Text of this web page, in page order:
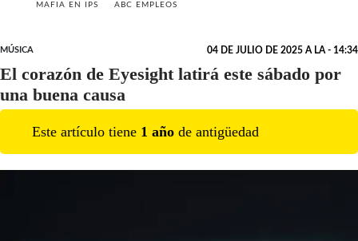
MAFIA EN IPS ABC EMPLEOS
MÚSICA 04 DE JULIO DE 2025 A LA - 14:34
El corazón de Eyesight latirá este sábado por
una buena causa
Este artículo tiene 1 año de antigüedad